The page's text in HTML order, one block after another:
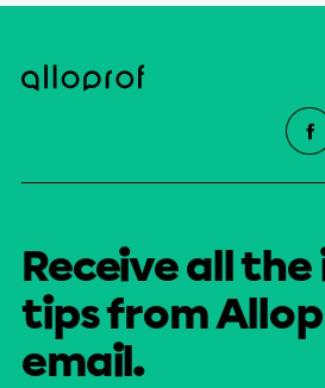
Receive all
tips from
email.